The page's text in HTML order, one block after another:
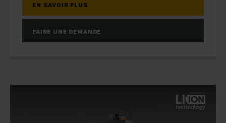
EN SAVOIR PLUS
FAIRE UNE DEMANDE